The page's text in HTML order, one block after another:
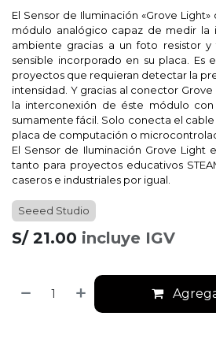
El Sensor de Iluminación «Grove Light»
módulo analógico capaz de medir la
ambiente gracias a un foto resistor
sensible incorporado en su placa. Es
proyectos que requieran detectar la
intensidad. Y gracias al conector
la interconexión de éste módulo
sumamente fácil. Solo conecta el
placa de computación o
El Sensor de Iluminación Grove Light
tanto para proyectos educativos
caseros e industriales por igual.
Seeed Studio
S/ 21.00 incluye IGV